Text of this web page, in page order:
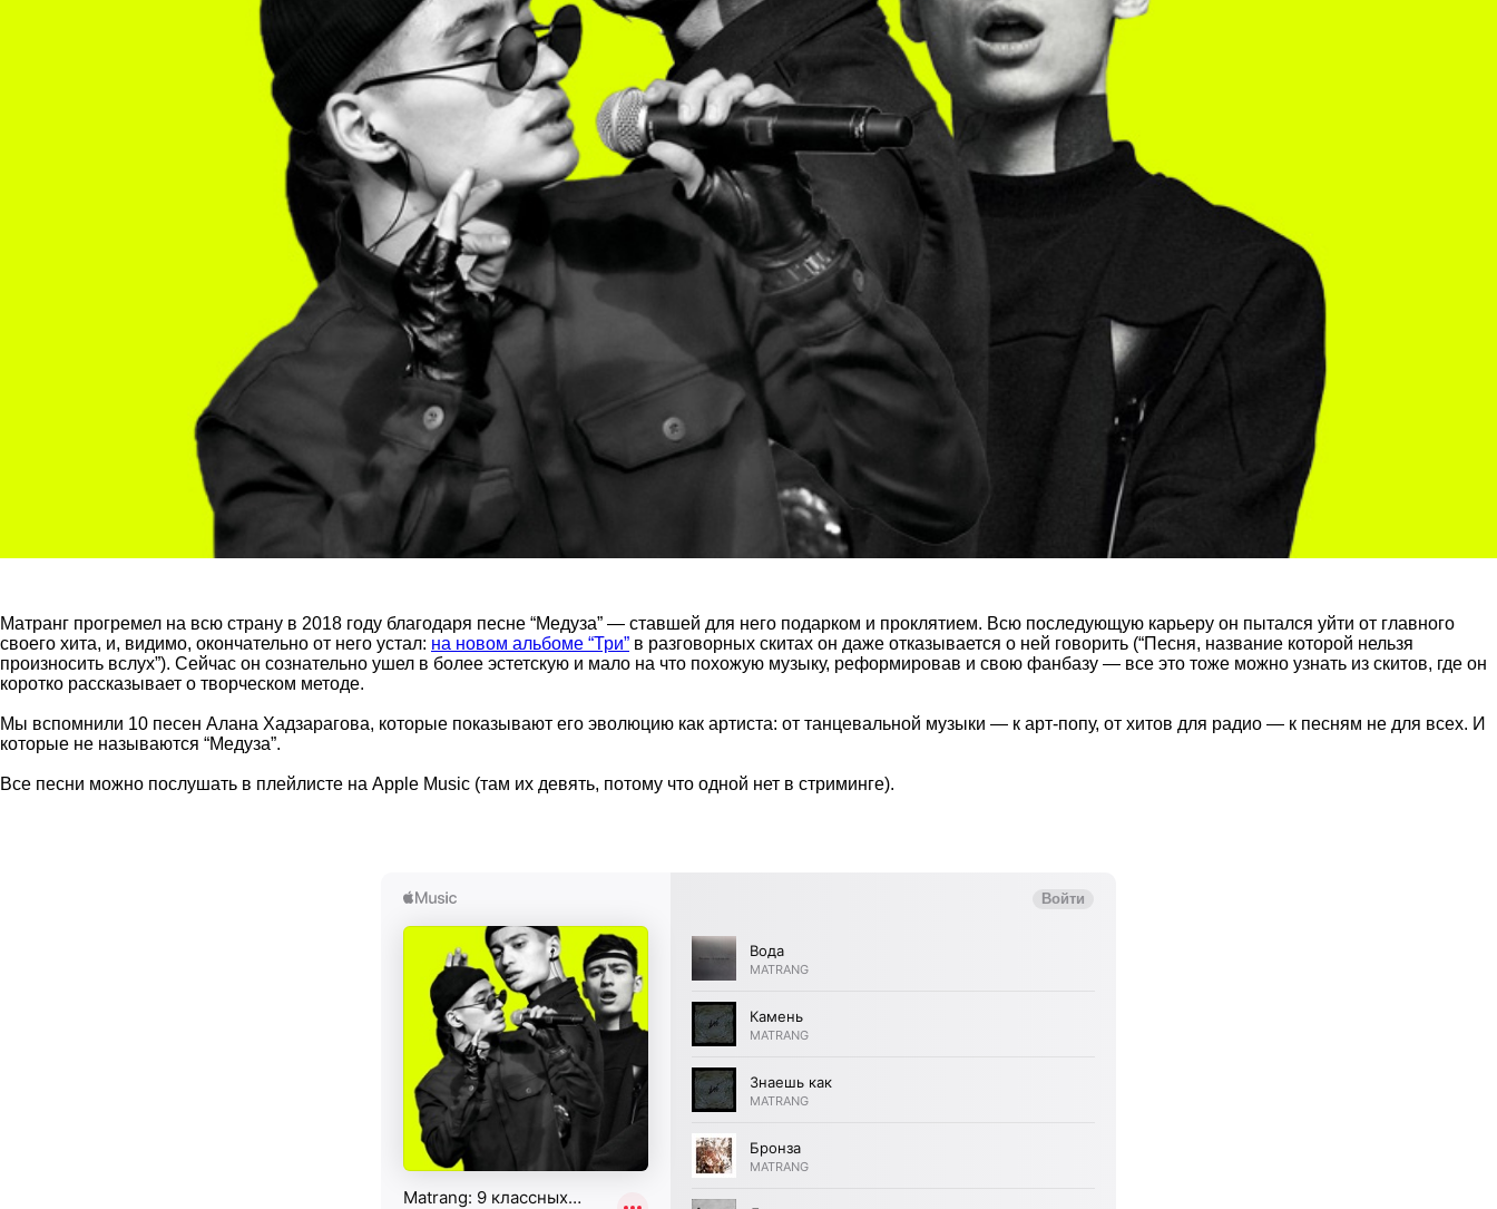
Матранг прогремел на всю страну в 2018 году благодаря песне “Медуза” — ставшей для него подарком и проклятием. Всю последующую карьеру он пытался уйти от главного
своего хита, и, видимо, окончательно от него устал: на новом альбоме “Три” в разговорных скитах он даже отказывается о ней говорить (“Песня, название которой нельзя
произносить вслух”). Сейчас он сознательно ушел в более эстетскую и мало на что похожую музыку, реформировав и свою фанбазу — все это тоже можно узнать из скитов, где он
коротко рассказывает о творческом методе.
Мы вспомнили 10 песен Алана Хадзарагова, которые показывают его эволюцию как артиста: от танцевальной музыки — к арт-попу, от хитов для радио — к песням не для всех. И
которые не называются “Медуза”.
Все песни можно послушать в плейлисте на Apple Music (там их девять, потому что одной нет в стриминге).